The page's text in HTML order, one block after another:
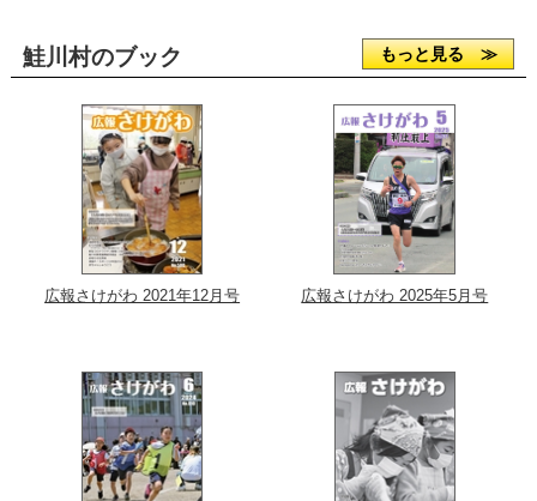
鮭川村のブック もっと見る ≫
広報さけがわ 2021年12月号 広報さけがわ 2025年5月号